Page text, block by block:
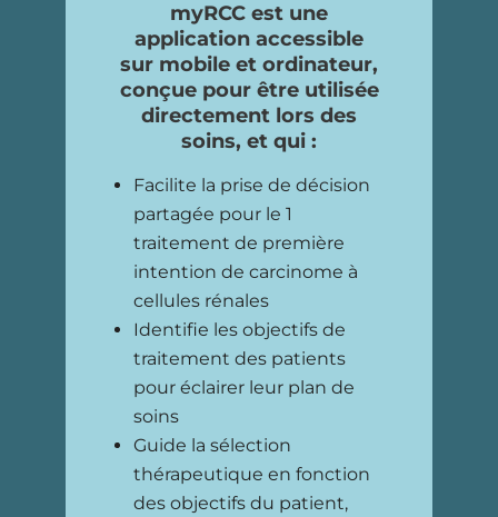
myRCC est une
application accessible
sur mobile et ordinateur,
conçue pour être utilisée
directement lors des
soins, et qui :
Facilite la prise de décision
partagée pour le 1
traitement de première
intention de carcinome à
cellules rénales
Identifie les objectifs de
traitement des patients
pour éclairer leur plan de
soins
Guide la sélection
thérapeutique en fonction
des objectifs du patient,